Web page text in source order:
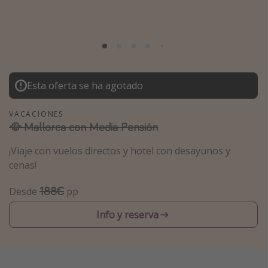
Tailandia
Maldivas
Albania
Inspiración para viajes
Camping
Glamping
Viajes en tren
Viajar sola como mujer
Esta oferta se ha agotado
VACACIONES
🥘 Mallorca con Media Pensión
¡Viaje con vuelos directos y hotel con desayunos y
cenas!
Desde 188€ pp
Info y reserva